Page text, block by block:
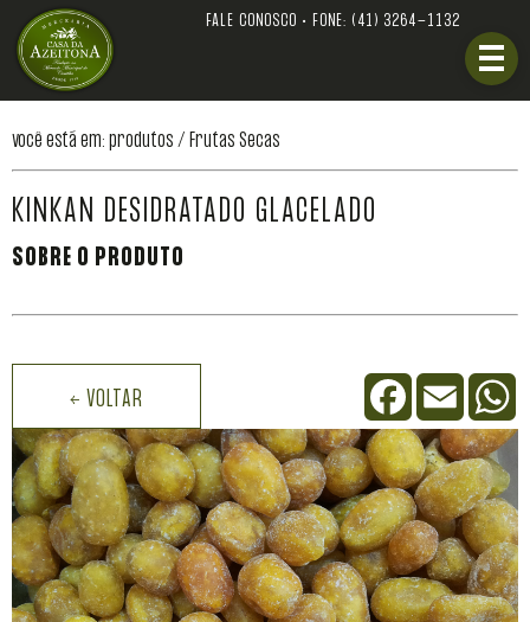
FALE CONOSCO • FONE: (41) 3264-1132
você está em: produtos / Frutas Secas
KINKAN DESIDRATADO GLACELADO
SOBRE O PRODUTO
← VOLTAR
FacebookEmail